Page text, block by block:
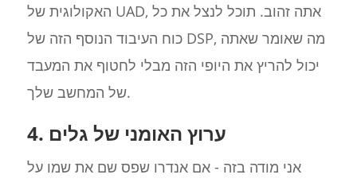
האקולוגית של UAD, אתה זהוב. תוכל לנצל את כל
כוח העיבוד הנוסף הזה של DSP, מה שאומר שאתה
יכול להריץ את היופי הזה מבלי לחטוף את המעבד
של המחשב שלך.
4. ערוץ האומני של גלים
אני מודה בזה - אם אנדרו שפס שם את שמו על